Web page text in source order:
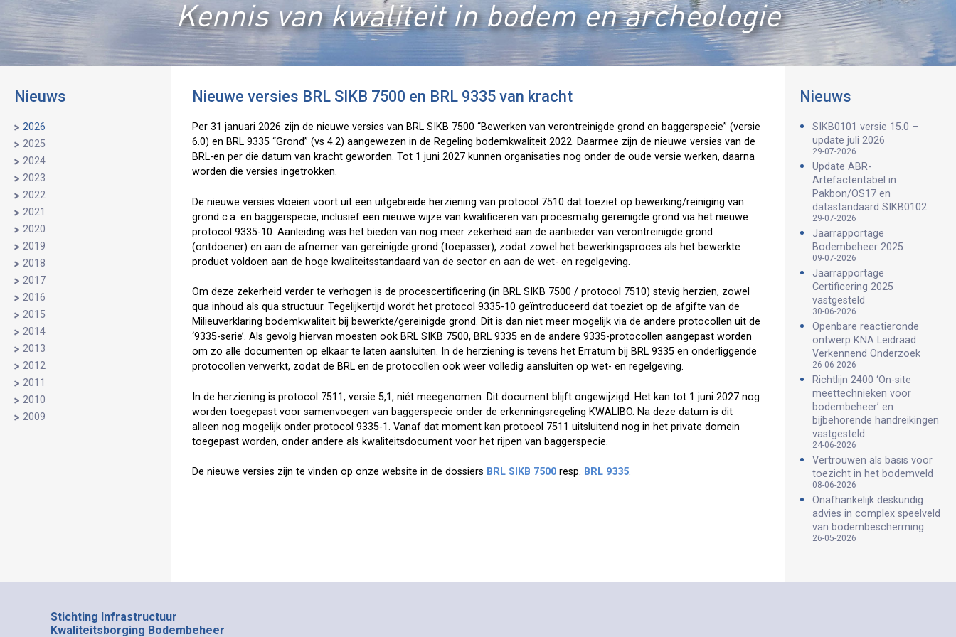
Kennis van kwaliteit in bodem en archeologie
Nieuws
2026
2025
2024
2023
2022
2021
2020
2019
2018
2017
2016
2015
2014
2013
2012
2011
2010
2009
Nieuwe versies BRL SIKB 7500 en BRL 9335 van kracht
Per 31 januari 2026 zijn de nieuwe versies van BRL SIKB 7500 “Bewerken van verontreinigde grond en baggerspecie” (versie
6.0) en BRL 9335 “Grond” (vs 4.2) aangewezen in de Regeling bodemkwaliteit 2022. Daarmee zijn de nieuwe versies van de
BRL-en per die datum van kracht geworden. Tot 1 juni 2027 kunnen organisaties nog onder de oude versie werken, daarna
worden die versies ingetrokken.
De nieuwe versies vloeien voort uit een uitgebreide herziening van protocol 7510 dat toeziet op bewerking/reiniging van
grond c.a. en baggerspecie, inclusief een nieuwe wijze van kwalificeren van procesmatig gereinigde grond via het nieuwe
protocol 9335-10. Aanleiding was het bieden van nog meer zekerheid aan de aanbieder van verontreinigde grond
(ontdoener) en aan de afnemer van gereinigde grond (toepasser), zodat zowel het bewerkingsproces als het bewerkte
product voldoen aan de hoge kwaliteitsstandaard van de sector en aan de wet- en regelgeving.
Om deze zekerheid verder te verhogen is de procescertificering (in BRL SIKB 7500 / protocol 7510) stevig herzien, zowel
qua inhoud als qua structuur. Tegelijkertijd wordt het protocol 9335-10 geïntroduceerd dat toeziet op de afgifte van de
Milieuverklaring bodemkwaliteit bij bewerkte/gereinigde grond. Dit is dan niet meer mogelijk via de andere protocollen uit de
‘9335-serie’. Als gevolg hiervan moesten ook BRL SIKB 7500, BRL 9335 en de andere 9335-protocollen aangepast worden
om zo alle documenten op elkaar te laten aansluiten. In de herziening is tevens het Erratum bij BRL 9335 en onderliggende
protocollen verwerkt, zodat de BRL en de protocollen ook weer volledig aansluiten op wet- en regelgeving.
In de herziening is protocol 7511, versie 5,1, niét meegenomen. Dit document blijft ongewijzigd. Het kan tot 1 juni 2027 nog
worden toegepast voor samenvoegen van baggerspecie onder de erkenningsregeling KWALIBO. Na deze datum is dit
alleen nog mogelijk onder protocol 9335-1. Vanaf dat moment kan protocol 7511 uitsluitend nog in het private domein
toegepast worden, onder andere als kwaliteitsdocument voor het rijpen van baggerspecie.
De nieuwe versies zijn te vinden op onze website in de dossiers BRL SIKB 7500 resp. BRL 9335.
Nieuws
SIKB0101 versie 15.0 –
update juli 2026
29-07-2026
Update ABR-
Artefactentabel in
Pakbon/OS17 en
datastandaard SIKB0102
29-07-2026
Jaarrapportage
Bodembeheer 2025
09-07-2026
Jaarrapportage
Certificering 2025
vastgesteld
30-06-2026
Openbare reactieronde
ontwerp KNA Leidraad
Verkennend Onderzoek
26-06-2026
Richtlijn 2400 ‘On-site
meettechnieken voor
bodembeheer’ en
bijbehorende handreikingen
vastgesteld
24-06-2026
Vertrouwen als basis voor
toezicht in het bodemveld
08-06-2026
Onafhankelijk deskundig
advies in complex speelveld
van bodembescherming
26-05-2026
Stichting Infrastructuur
Kwaliteitsborging Bodembeheer